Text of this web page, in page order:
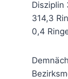
Disziplin
314,3
0,4